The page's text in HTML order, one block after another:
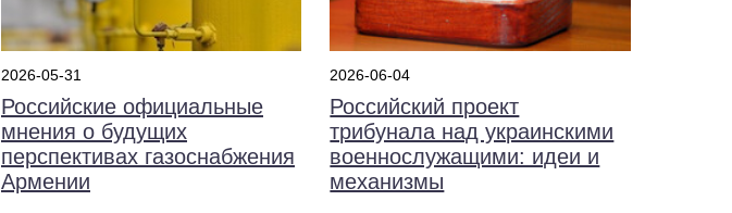
2026-05-31
Российские официальные
мнения о будущих
перспективах газоснабжения
Армении
2026-06-04
Российский проект
трибунала над украинскими
военнослужащими: идеи и
механизмы